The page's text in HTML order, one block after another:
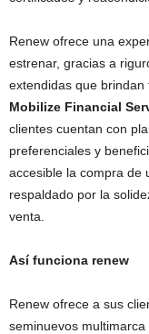
Renew ofrece una
estrenar, gracias a
extendidas que
Mobilize Financial
clientes cuentan con
preferenciales y
accesible la compra de
respaldado por la
venta.
Así funciona renew
Renew ofrece a sus
seminuevos